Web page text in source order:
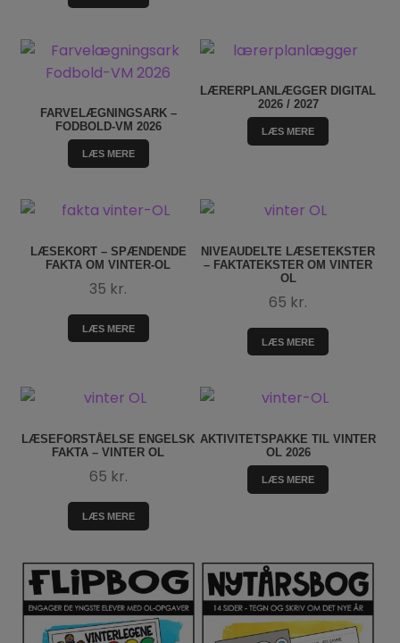
FARVELÆGNINGSARK –
FODBOLD-VM 2026
LÆS MERE
LÆRERPLANLÆGGER DIGITAL
2026 / 2027
LÆS MERE
LÆSEKORT – SPÆNDENDE
FAKTA OM VINTER-OL
35 kr.
LÆS MERE
NIVEAUDELTE LÆSETEKSTER
– FAKTATEKSTER OM VINTER
OL
65 kr.
LÆS MERE
LÆSEFORSTÅELSE ENGELSK
FAKTA – VINTER OL
65 kr.
LÆS MERE
AKTIVITETSPAKKE TIL VINTER
OL 2026
LÆS MERE